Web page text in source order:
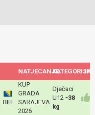
NATJECANJEKATEGORIJA
BIH
KUP
GRADA
SARAJEVA
2026
Dječaci
U12 -38
kg